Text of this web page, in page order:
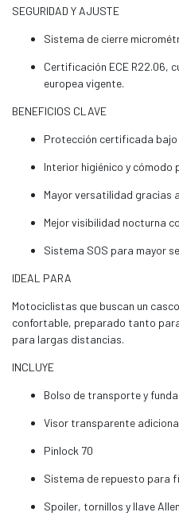
SEGURIDAD Y AJUSTE
Sistema de cierre
Certificación ECE R22.06,
europea vigente.
BENEFICIOS CLAVE
Protección certificada bajo
Interior higiénico y cómodo
Mayor versatilidad gracias
Mejor visibilidad nocturna
Sistema SOS para mayor
IDEAL PARA
Motociclistas que buscan un
confortable, preparado tanto
para largas distancias.
INCLUYE
Bolso de transporte y
Visor transparente
Pinlock 70
Sistema de repuesto para
Spoiler, tornillos y llave